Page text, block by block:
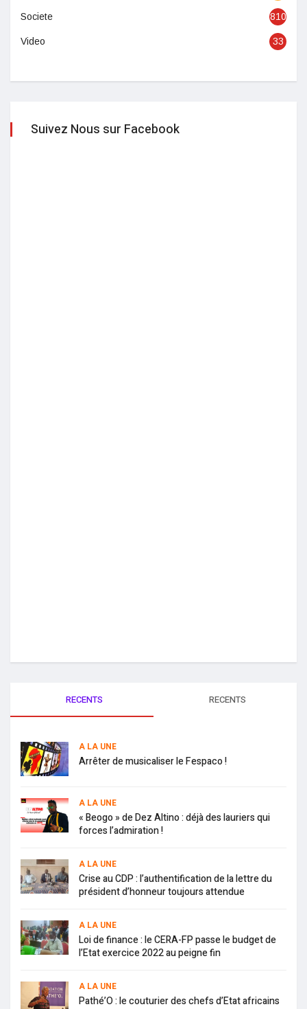
Societe 810
Video 33
Suivez Nous sur Facebook
RECENTS RECENTS
A LA UNE
Arrêter de musicaliser le Fespaco !
A LA UNE
« Beogo » de Dez Altino : déjà des lauriers qui
forces l’admiration !
A LA UNE
Crise au CDP : l’authentification de la lettre du
président d’honneur toujours attendue
A LA UNE
Loi de finance : le CERA-FP passe le budget de
l’Etat exercice 2022 au peigne fin
A LA UNE
Pathé’O : le couturier des chefs d’Etat africains